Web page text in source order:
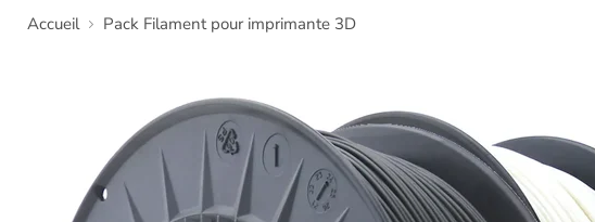
Accueil Pack Filament pour imprimante 3D